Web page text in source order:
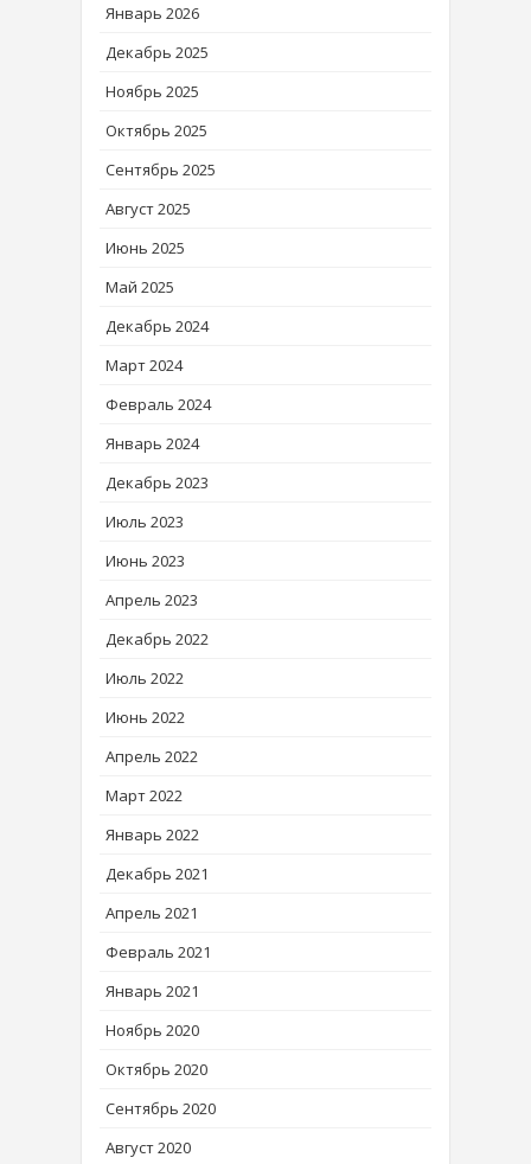
Январь 2026
Декабрь 2025
Ноябрь 2025
Октябрь 2025
Сентябрь 2025
Август 2025
Июнь 2025
Май 2025
Декабрь 2024
Март 2024
Февраль 2024
Январь 2024
Декабрь 2023
Июль 2023
Июнь 2023
Апрель 2023
Декабрь 2022
Июль 2022
Июнь 2022
Апрель 2022
Март 2022
Январь 2022
Декабрь 2021
Апрель 2021
Февраль 2021
Январь 2021
Ноябрь 2020
Октябрь 2020
Сентябрь 2020
Август 2020